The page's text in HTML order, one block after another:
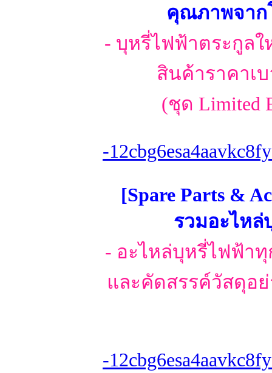
คุณภาพจาก
- บุหรี่ไฟฟ้าตระกูลใ
สินค้าราคาเ
(ชุด Limited
-
[Spare Parts &
รวมอะไหล่
- อะไหล่บุหรี่ไฟฟ้า
และคัดสรรค์วัสดุอ
-